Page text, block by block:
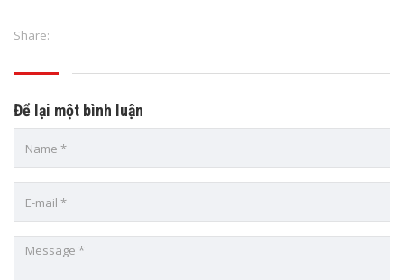
Share:
Để lại một bình luận